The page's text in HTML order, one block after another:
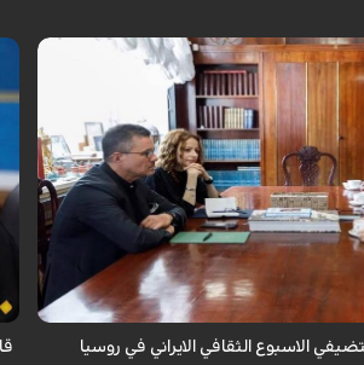
جلالي انه تمت اضافة مدينة قازان مركز
الثقافي الايراني في روسيا موضحا ان هذه
الاسبوع الثقافي الايراني في روسيا